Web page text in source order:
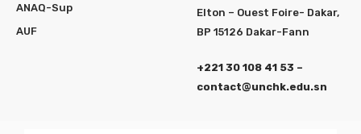
ANAQ-Sup
AUF
Elton – Ouest Foire- Dakar,
BP 15126 Dakar-Fann
+221 30 108 41 53 –
contact@unchk.edu.sn